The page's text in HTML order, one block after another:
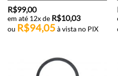
R$99,00
em até 12x de R$10,03
ou R$94,05 à vista no PIX